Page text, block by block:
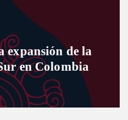
expansión de la
en Colombia